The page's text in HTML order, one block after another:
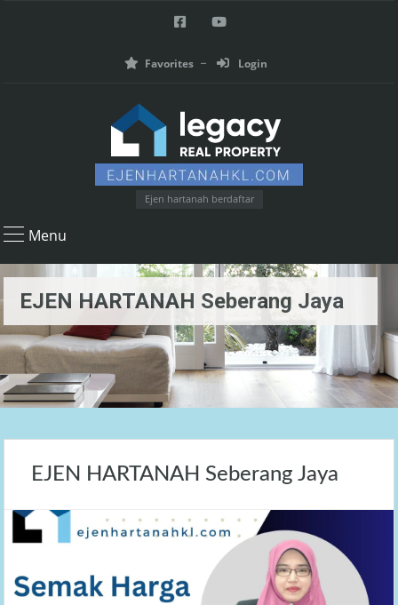
Favorites Login
Ejen hartanah berdaftar
Menu
EJEN HARTANAH Seberang Jaya
EJEN HARTANAH Seberang Jaya